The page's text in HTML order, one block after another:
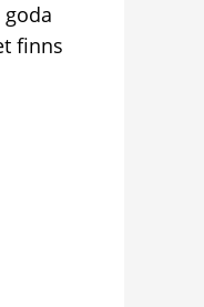
finns